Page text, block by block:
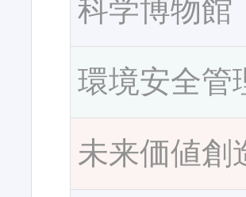
科学博物館
環境安全管
未来価値創